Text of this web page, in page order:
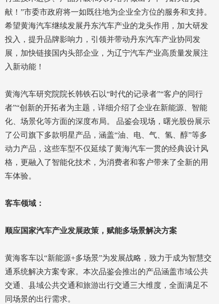
献！”市委市政府将一如既往地为企业全方位的服务和支持。
希望黄海汽车继续发展丹东汽车产业的龙头作用，加大研发
投入，提升品牌影响力，引领并带动丹东汽车产业协同发
展，加快链接国内头部企业，为辽宁汽车产业高质量发展注
入新动能！
黄海汽车研究院院长韩铁石以“时代的记录者”“客户的同行
者”“创新的开拓者为主题，详细介绍了企业在新能源、智能
化、场景化等方面的深度布局。 品鉴会现场，曙光股份展示
了公司旗下多款明星产品，涵盖“油、电、气、氢、醇”等多
动力产品，这些车型不仅延续了黄海汽车一贯的经典设计风
格，更融入了智能化技术，为消费者和客户带来了全新的用
车体验。
客车领域：
顺应国家汽车产业发展政策，赋能多场景解决方案
黄海客车以“新能源+多场景”为发展战略，致力于成为智慧交
通系统解决方案专家。本次品鉴会推出的产品涵盖市域公共
交通、县域公共交通和旅游出行交通三大维度，全面满足不
同场景的出行需求。